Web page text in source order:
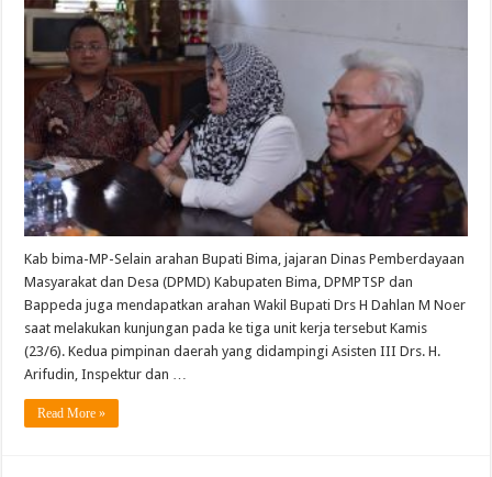
Kab bima-MP-Selain arahan Bupati Bima, jajaran Dinas Pemberdayaan
Masyarakat dan Desa (DPMD) Kabupaten Bima, DPMPTSP dan
Bappeda juga mendapatkan arahan Wakil Bupati Drs H Dahlan M Noer
saat melakukan kunjungan pada ke tiga unit kerja tersebut Kamis
(23/6). Kedua pimpinan daerah yang didampingi Asisten III Drs. H.
Arifudin, Inspektur dan …
Read More »